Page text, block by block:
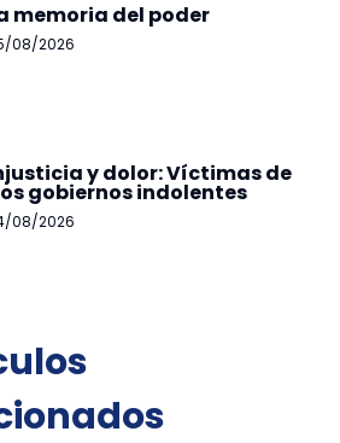
memoria del poder
08/2026
y dolor: Víctimas de
gobiernos indolentes
08/2026